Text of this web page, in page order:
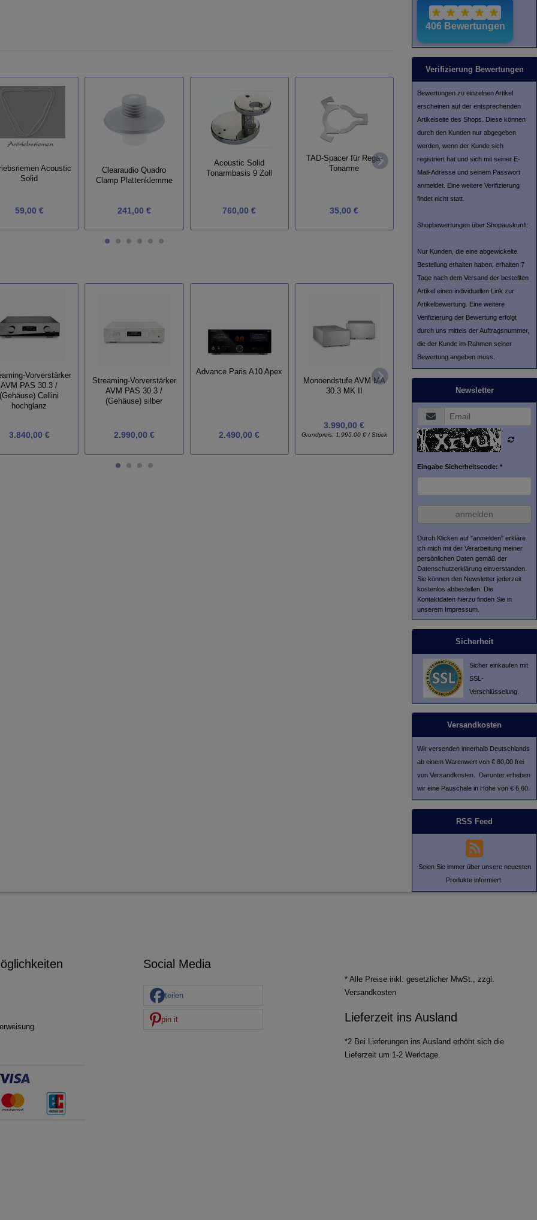
Acoustic
Solid
59,00 €
Clearaudio Quadro
Clamp Plattenklemme
241,00 €
Acoustic Solid
Tonarmbasis 9 Zoll
760,00 €
TAD-Spacer für Rega-
Tonarme
35,00 €
Soulines Plattenklemme
TT-Clamp
Vorverstärker
AVM PAS 30.3 /
(Gehäuse) Cellini
hochglanz
3.840,00 €
Streaming-Vorverstärker
AVM PAS 30.3 /
(Gehäuse) silber
2.990,00 €
Advance Paris A10 Apex
2.490,00 €
Monoendstufe AVM MA
30.3 MK II
3.990,00 €
Grundpreis: 1.995,00 € / Stück
Streaming-Vorverstärker
AVM PAS 30.3 /
(Gehäuse) schwarz
2.990,00 €
Verifizierung Bewertungen
Bewertungen zu einzelnen Artikel
erscheinen auf der entsprechenden
Artikelseite des Shops. Diese können
durch den Kunden nur abgegeben
werden, wenn der Kunde sich
registriert hat und sich mit seiner E-
Mail-Adresse und seinem Passwort
anmeldet. Eine weitere Verifizierung
findet nicht statt.
Shopbewertungen über Shopauskunft:
Nur Kunden, die eine abgewickelte
Bestellung erhalten haben, erhalten 7
Tage nach dem Versand der bestellten
Artikel einen individuellen Link zur
Artikelbewertung. Eine weitere
Verifizierung der Bewertung erfolgt
durch uns mittels der Auftragsnummer,
die der Kunde im Rahmen seiner
Bewertung angeben muss.
Newsletter
Eingabe Sicherheitscode: *
anmelden
Durch Klicken auf "anmelden" erkläre
ich mich mit der Verarbeitung meiner
persönlichen Daten gemäß der
Datenschutzerklärung einverstanden.
Sie können den Newsletter jederzeit
kostenlos abbestellen. Die
Kontaktdaten hierzu finden Sie in
unserem Impressum.
Sicherheit
Sicher einkaufen mit
SSL-
Verschlüsselung.
Versandkosten
Wir versenden innerhalb Deutschlands
ab einem Warenwert von € 80,00 frei
von Versandkosten. Darunter erheben
wir eine Pauschale in Höhe von € 6,60.
RSS Feed
Seien Sie immer über unsere neuesten
Produkte informiert.
Social Media
teilen
pin it
* Alle Preise inkl. gesetzlicher MwSt., zzgl.
Versandkosten
Lieferzeit ins Ausland
*2 Bei Lieferungen ins Ausland erhöht sich die
Lieferzeit um 1-2 Werktage.